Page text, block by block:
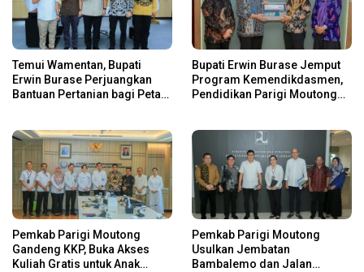
Temui Wamentan, Bupati
Erwin Burase Perjuangkan
Bantuan Pertanian bagi Petani
Bupati Erwin Burase Jemput
Program Kemendikdasmen,
Pendidikan Parigi Moutong
Pemkab Parigi Moutong
Gandeng KKP, Buka Akses
Kuliah Gratis untuk Anak
Pemkab Parigi Moutong
Usulkan Jembatan
Bambalemo dan Jalan